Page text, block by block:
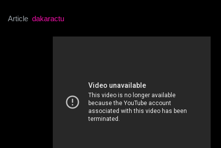
Article dakaractu